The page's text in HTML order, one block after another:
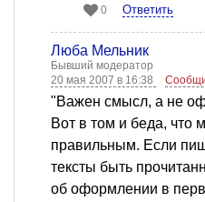
0 Ответить
Люба Мельник
Бывший модератор
20 мая 2007 в 16:38
"Важен смысл, а не
Вот в том и беда, что
правильным. Если
тексты быть
об оформлении в